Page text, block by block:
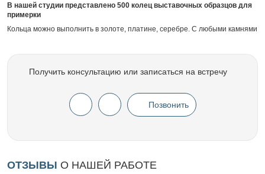
В нашей студии представлено 500 колец выставочных образцов для
примерки
Кольца можно выполнить в золоте, платине, серебре. С любыми камнями
Получить консультацию или записаться на встречу
Позвонить
ОТЗЫВЫ О НАШЕЙ РАБОТЕ